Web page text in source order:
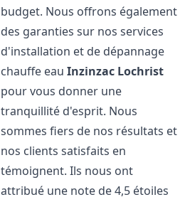
budget. Nous offrons également
des garanties sur nos services
d'installation et de dépannage
chauffe eauInzinzac Lochrist
pour vous donner une
tranquillité d'esprit. Nous
sommes fiers de nos résultats et
nos clients satisfaits en
témoignent. Ils nous ont
attribué une note de 4,5 étoiles